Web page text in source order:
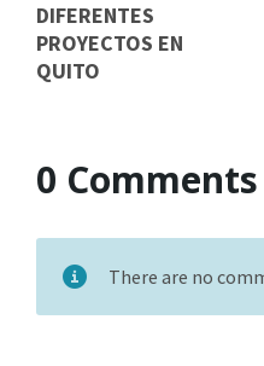
DIFERENTES
PROYECTOS EN
QUITO
0 Comments
There are no